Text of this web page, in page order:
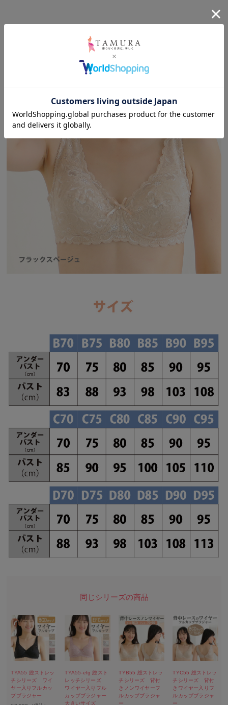
TYA55 総ストレッ
チシリーズ ワイ
ヤー入りフルカッ
プブラジャー
TYA55-efg 総スト
レッチシリーズ
ワイヤー入りフル
カップブラジャー
大きいサイズ
TYB55 総ストレッ
チシリーズ 背付
きノンワイヤーフ
ルカップブラジャ
ー
TYC55 総ストレッ
チシリーズ 背付
きワイヤー入りフ
ルカップブラジャ
ー